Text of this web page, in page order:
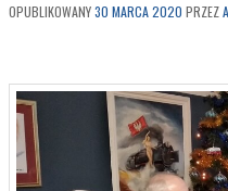
OPUBLIKOWANY30 MARCA 2020 PRZEZ